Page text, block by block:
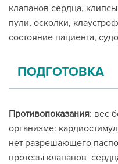
клапанов сердца,
пули, осколки,
состояние пациента,
ПОДГОТОВКА
Противопоказания: вес
организме:
нет разрешающего
протезы клапанов